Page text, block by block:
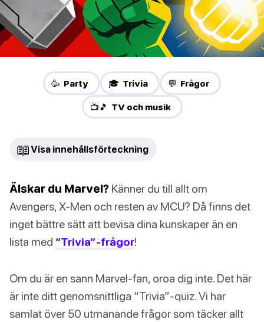
🥳 Party 🎓 Trivia 💬 Frågor
📺🎵 TV och musik
📖 Visa innehållsförteckning
Älskar du Marvel? Känner du till allt om
Avengers, X-Men och resten av MCU? Då finns det
inget bättre sätt att bevisa dina kunskaper än en
lista med “Trivia”-frågor!
Om du är en sann Marvel-fan, oroa dig inte. Det här
är inte ditt genomsnittliga “Trivia”-quiz. Vi har
samlat över 50 utmanande frågor som täcker allt